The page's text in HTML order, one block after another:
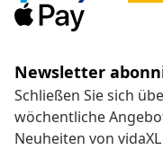
Newsletter
Schließen Sie sich
wöchentliche
Neuheiten von